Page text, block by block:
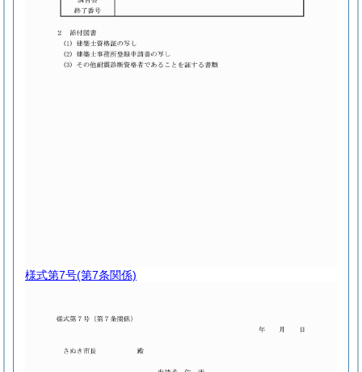
様式第7号(第7条関係)